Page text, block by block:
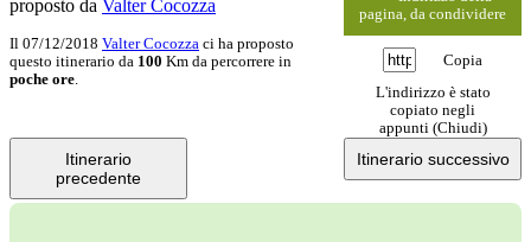
pagina, da condividere
Copia
L'indirizzo è stato
copiato negli
appunti (Chiudi)
proposto da Valter Cocozza
Il 07/12/2018 Valter Cocozza ci ha proposto
questo itinerario da 100 Km da percorrere in
poche ore.
Itinerario
precedente
Itinerario successivo